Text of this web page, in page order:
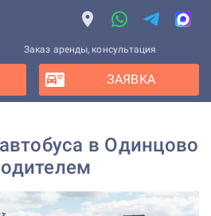
Заказ аренды, консультация
ЗАЯВКА
в Одинцово